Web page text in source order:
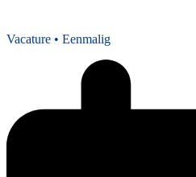
Vacature • Eenmalig